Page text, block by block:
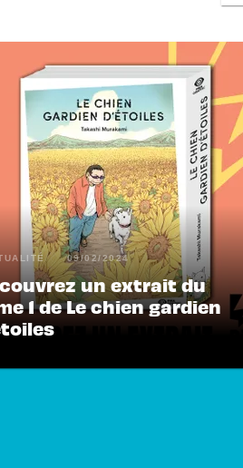
09/02/2024
un extrait du
1 de Le chien gardien